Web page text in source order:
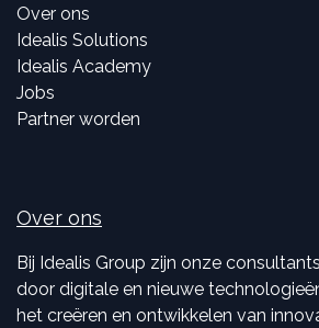
Over ons
Idealis Solutions
Idealis Academy
Jobs
Partner worden
Over ons
Bij Idealis Group zijn onze
door digitale en nieuwe
het creëren en ontwikkelen van